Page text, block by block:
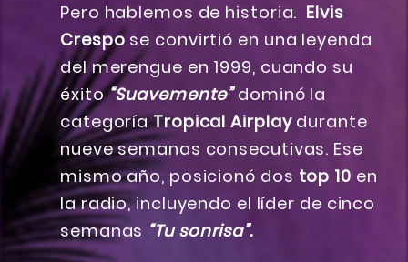
Pero hablemos de historia. Elvis
Crespo se convirtió en una leyenda
del merengue en 1999, cuando su
éxito“Suavemente”dominó la
categoríaTropical Airplaydurante
nueve semanas consecutivas. Ese
mismo año, posicionó dos top 10 en
la radio, incluyendo el líder de cinco
semanas “Tu sonrisa”.